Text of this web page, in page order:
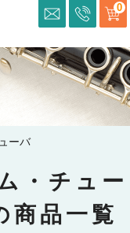
0
ーバ
・チュー
商品一覧